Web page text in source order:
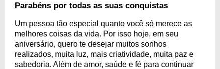
Parabéns por todas as suas conquistas
Um pessoa tão especial quanto você só merece as
melhores coisas da vida. Por isso hoje, em seu
aniversário, quero te desejar muitos sonhos
realizados, muita luz, mais criatividade, muita paz e
sabedoria. Além de amor, saúde e fé para continuar